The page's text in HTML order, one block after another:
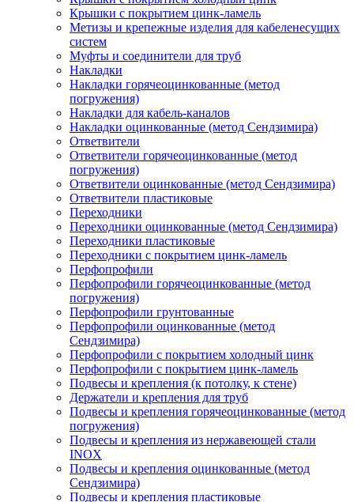
Крышки с покрытием цинк-ламель
Метизы и крепежные изделия для кабеленесущих
систем
Муфты и соединители для труб
Накладки
Накладки горячеоцинкованные (метод
погружения)
Накладки для кабель-каналов
Накладки оцинкованные (метод Сендзимира)
Ответвители
Ответвители горячеоцинкованные (метод
погружения)
Ответвители оцинкованные (метод Сендзимира)
Ответвители пластиковые
Переходники
Переходники оцинкованные (метод Сендзимира)
Переходники пластиковые
Переходники с покрытием цинк-ламель
Перфопрофили
Перфопрофили горячеоцинкованные (метод
погружения)
Перфопрофили грунтованные
Перфопрофили оцинкованные (метод
Сендзимира)
Перфопрофили с покрытием холодный цинк
Перфопрофили с покрытием цинк-ламель
Подвесы и крепления (к потолку, к стене)
Держатели и крепления для труб
Подвесы и крепления горячеоцинкованные (метод
погружения)
Подвесы и крепления из нержавеющей стали
INOX
Подвесы и крепления оцинкованные (метод
Сендзимира)
Подвесы и крепления пластиковые